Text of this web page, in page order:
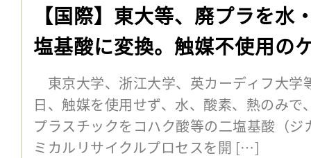
【国際】東大等、廃プラを水
塩基酸に変換。触媒不使用の
東京大学、浙江大学、英カーディフ大学
日、触媒を使用せず、水、酸素、熱のみ
プラスチックをコハク酸等の二塩基酸（
ミカルリサイクルプロセスを開 […]